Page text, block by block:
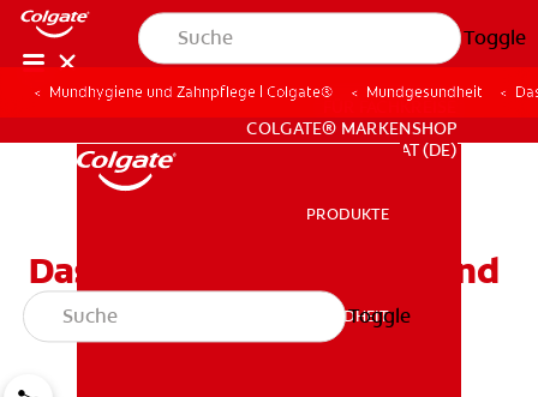
Toggle
FÜR FACHKREISE
COLGATE® MARKENSHOP
AT (DE)
PRODUKTE
MUNDGESUNDHEIT
Toggle
Mundhygiene und Zahnpflege | Colgate® Mundgesundheit
Das ABC der Ernährung und
Mundhygiene